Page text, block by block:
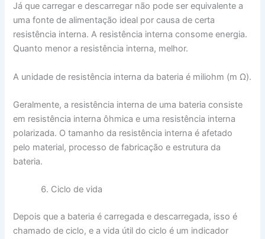
Já que carregar e descarregar não pode ser equivalente a
uma fonte de alimentação ideal por causa de certa
resistência interna. A resistência interna consome energia.
Quanto menor a resistência interna, melhor.
A unidade de resistência interna da bateria é miliohm (m Ω).
Geralmente, a resistência interna de uma bateria consiste
em resistência interna ôhmica e uma resistência interna
polarizada. O tamanho da resistência interna é afetado
pelo material, processo de fabricação e estrutura da
bateria.
Ciclo de vida
Depois que a bateria é carregada e descarregada, isso é
chamado de ciclo, e a vida útil do ciclo é um indicador